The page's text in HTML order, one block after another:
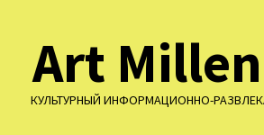
содержимому
Art
КУЛЬТУРНЫЙ ИНФОРМАЦИОННО-